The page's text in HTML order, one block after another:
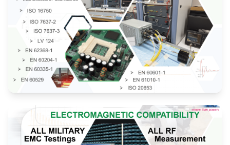
Elektriksel Güvenlik Testleri